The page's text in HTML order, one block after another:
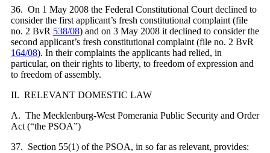
36. On 1 May 2008 the Federal Constitutional Court declined to
consider the first applicant’s fresh constitutional complaint (file
no. 2 BvR 538/08) and on 3 May 2008 it declined to consider the
second applicant’s fresh constitutional complaint (file no. 2 BvR
164/08). In their complaints the applicants had relied, in
particular, on their rights to liberty, to freedom of expression and
to freedom of assembly.
II. RELEVANT DOMESTIC LAW
A. The Mecklenburg-West Pomerania Public Security and Order
Act (“the PSOA”)
37. Section 55(1) of the PSOA, in so far as relevant, provides: